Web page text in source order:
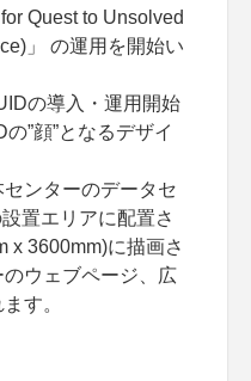
Quest to Unsolved
」 の運用を開始い
の導入・運用開始
”顔”となるデザイ
ンターのデータセ
置エリアに配置さ
x 3600mm)に描画さ
ウェブページ、広
す。